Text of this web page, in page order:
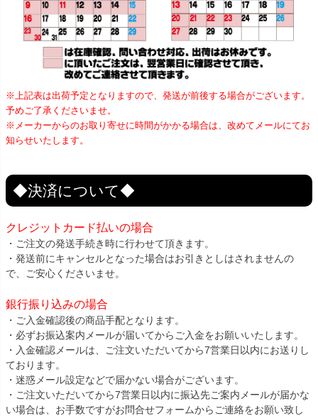
※上記表は出荷予定となりますので、発送が前後する場合がございます。
予めご了承くださいませ。
※メーカーからのお取り寄せに時間がかかる場合は、改めてメールにてお
知らせいたします。
◆決済について◆
クレジットカード払いの場合
・ご注文の発送手続き時に行わせて頂きます。
・発送前にキャンセルとなった場合はお引きとしはされませんの
で、ご安心くださいませ。
銀行振り込みの場合
・ご入金確認後の商品手配となります。
・必ずお振込案内メールが届いてからご入金をお願いいたします。
・入金確認メールは、ご注文いただいてから7営業日以内にお送りし
ております。
・迷惑メール設定などで届かない場合がございます。
・ご注文いただいてから7営業日以内に振込先ご案内メールが届かな
い場合は、お手数ですがお問合せフォームからご連絡をお願い致し